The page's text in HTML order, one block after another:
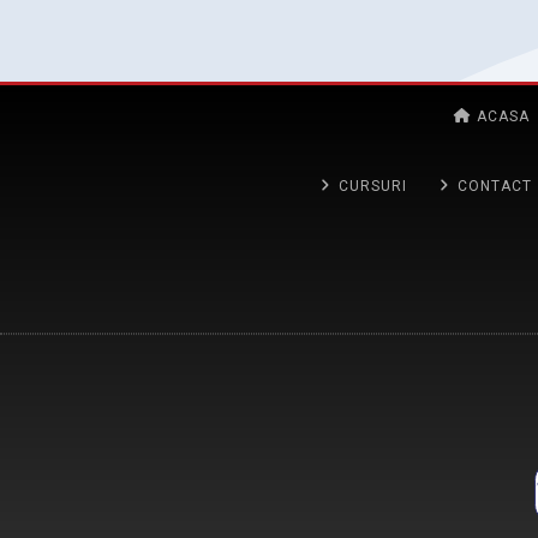
ACASA
CURSURI CONTACT